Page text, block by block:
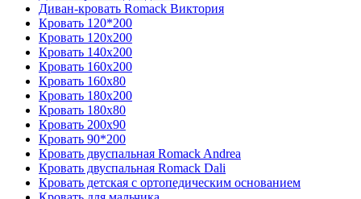
Диван-кровать Romack Виктория
Кровать 120*200
Кровать 120x200
Кровать 140x200
Кровать 160x200
Кровать 160x80
Кровать 180x200
Кровать 180x80
Кровать 200x90
Кровать 90*200
Кровать двуспальная Romack Andrea
Кровать двуспальная Romack Dali
Кровать детская с ортопедическим основанием